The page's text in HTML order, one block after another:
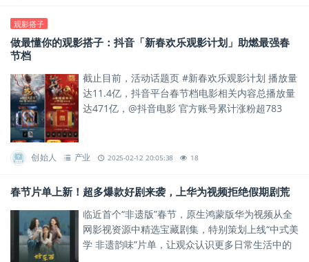
观影搭子
做最懂你的观影搭子：抖音「新春欢乐观影计划」助燃最强春
节档
截止目前，活动话题页 #新春欢乐观影计划 播放量
达11.4亿，抖音平台春节档电影相关内容总播放量
达471亿，@抖音电影 官方账号累计涨粉超783
创始人 产业 2025-02-12 20:05:38 18
春节片单上新！超多爆款好剧来袭，上华为视频拒绝假期剧荒
临近首个“非遗版”春节，原生鸿蒙版华为视频从全
网影视资源中精选宝藏剧集，特别策划上线“中式美
学 非遗韵味”片单，让观众认识更多日常生活中的